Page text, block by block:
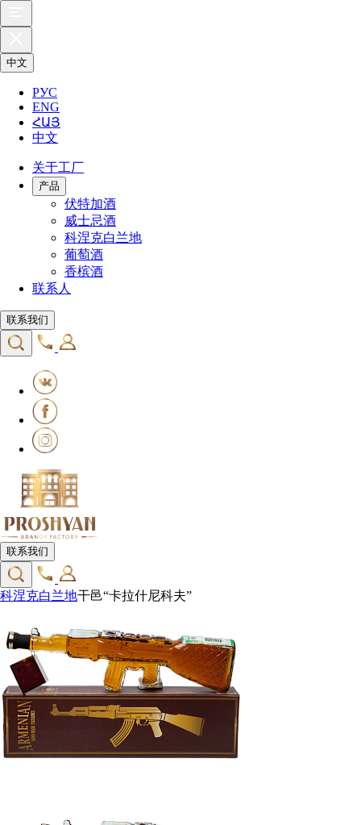
中文
РУС
ENG
ՀԱՅ
中文
关于工厂
产品
伏特加酒
威士忌酒
科涅克白兰地
葡萄酒
香槟酒
联系人
联系我们
联系我们
科涅克白兰地干邑“卡拉什尼科夫”